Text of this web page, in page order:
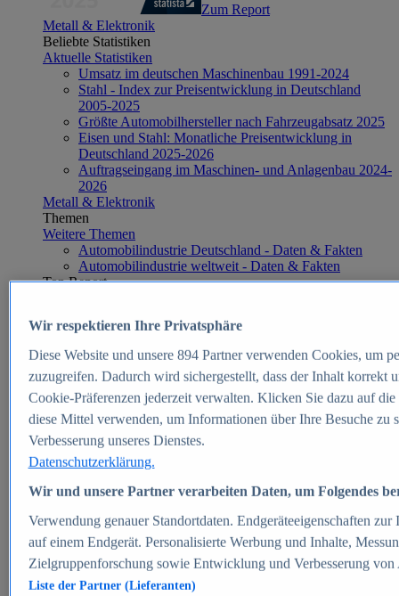
Zum Report
Metall & Elektronik
Beliebte Statistiken
Aktuelle Statistiken
Umsatz im deutschen Maschinenbau 1991-2024
Stahl - Index zur Preisentwicklung in Deutschland
2005-2025
Größte Automobilhersteller nach Fahrzeugabsatz 2025
Eisen und Stahl: Monatliche Preisentwicklung in
Deutschland 2025-2026
Auftragseingang im Maschinen- und Anlagenbau 2024-
2026
Metall & Elektronik
Themen
Weitere Themen
Automobilindustrie Deutschland - Daten & Fakten
Automobilindustrie weltweit - Daten & Fakten
Top Report
Zum Report
E-commerce
Beliebte Statistiken
Aktuelle Statistiken
E-Commerce - Entwicklung des Umsatzes in
Deutschland 1999-2025
Umsatz von Amazon in Deutschland und weltweit
2010-2025
B2C-E-Commerce: Top-50 Online Shops in
Deutschland 2024
Marktanteile von Online-Zahlungsverfahren in
Deutschland 2024
Umsatzstarke Warengruppen im Online-Handel in
Deutschland 2023-2025
Wir respektieren Ihre Privatsphäre
Diese Website und unsere 894Partner verwenden Cookies, um
zuzugreifen. Dadurch wird sichergestellt, dass der Inhalt korrekt
Cookie-Präferenzen jederzeit verwalten. Klicken Sie dazu auf
diese Mittel verwenden, um Informationen über Ihre Besuche
Verbesserung unseres Dienstes.
Datenschutzerklärung.
Wir und unsere Partner verarbeiten Daten, um Folgendes
Verwendung genauer Standortdaten. Endgeräteeigenschaften
auf einem Endgerät. Personalisierte Werbung und Inhalte,
Zielgruppenforschung sowie Entwicklung und Verbesserung von
Liste der Partner (Lieferanten)